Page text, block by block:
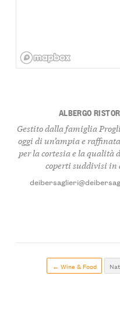
ALBERGO
Gestito dalla famiglia
oggi di un’ampia e
per la cortesia e la qualità
coperti suddivisi in
← Wine & Food